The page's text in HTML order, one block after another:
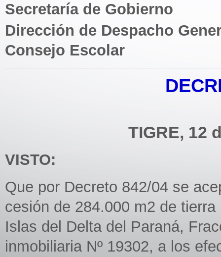
Secretaría de Gobierno
Dirección de Despacho
Consejo Escolar
TIGRE, 12
VISTO:
Que por Decreto 842/04 se
cesión de 284.000 m2 de
Islas del Delta del Paraná,
inmobiliaria Nº 19302, a los